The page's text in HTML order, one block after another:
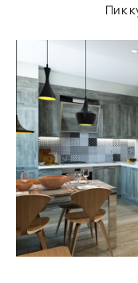
Пик